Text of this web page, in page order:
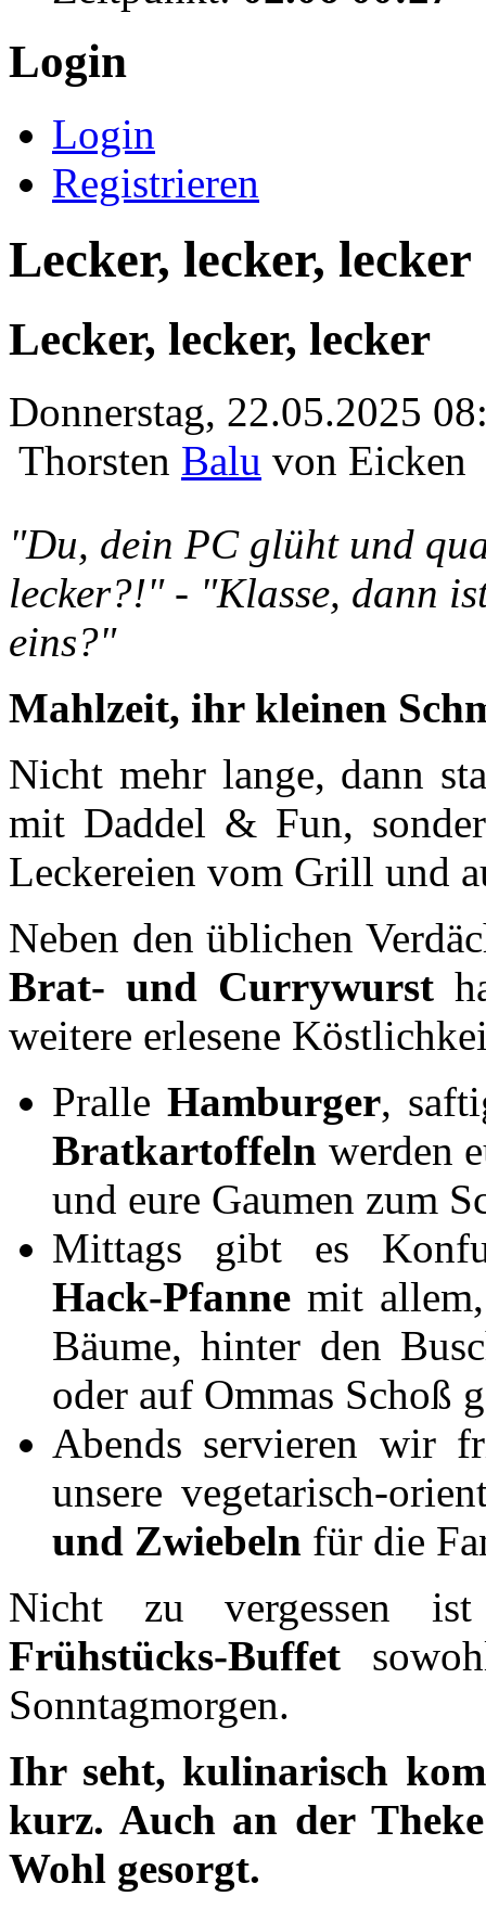
Login
Login
Registrieren
Lecker, lecker, lecker
Lecker, lecker, lecker
Donnerstag, 22.05.2025
Thorsten Balu von Eicken
"Du, dein PC glüht und
lecker?!" - "Klasse, dann
eins?"
Mahlzeit, ihr kleinen
Nicht mehr lange, dann
mit Daddel & Fun,
Leckereien vom Grill und
Neben den üblichen
Brat- und Currywurst
weitere erlesene
Pralle Hamburger,
Bratkartoffeln werden
und eure Gaumen zum
Mittags gibt es
Hack-Pfanne mit
Bäume, hinter den
oder auf Ommas Schoß
Abends servieren wir
unsere vegetarisch-
und Zwiebeln für die
Nicht zu vergessen ist
Frühstücks-Buffet
Sonntagmorgen.
Ihr seht, kulinarisch
kurz. Auch an der
Wohl gesorgt.